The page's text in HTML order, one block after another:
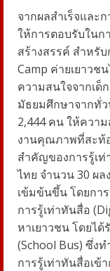
จากผลสำเร็จและ
ให้การตอบรับในก
สร้างสรรค์ สำหรั
Camp ค่ายเยาวช
ความสนใจจากเด็
มัธยมศึกษาจากทั่ว
2,444 คน ให้ควา
งานคุณภาพที่สะท้
สําคัญของการรู้เท่
ไทย จํานวน 30 ผ
เข้มข้นขึ้น โดยกา
การรู้เท่าทันสื่อ
หาเยาวชน โดยได้
(School Bus) ซึ่ง
การรู้เท่าทันสื่อเข้